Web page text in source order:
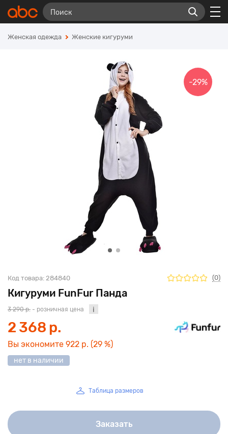
Женская одежда Женские кигуруми
Кигуруми FunFur Панда
Код товара: 284840 (0)
-29%
3 290 р. - розничная цена
2 368 р.
Вы экономите 922 р. (29 %)
нет в наличии
Таблица размеров
Заказать